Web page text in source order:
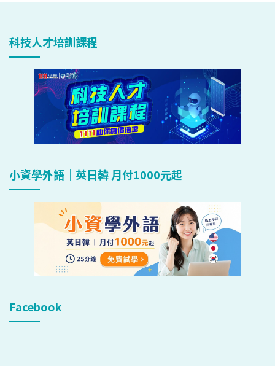
科技人才培訓課程
小資學外語｜英日韓 月付1000元起
Facebook